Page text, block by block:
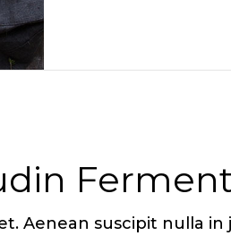
Aenean suscipit nulla in